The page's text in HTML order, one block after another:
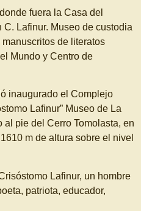
fuera la Casa del
C. Lafinur. Museo de custodia
de literatos
Mundo y Centro de
inaugurado el Complejo
Lafinur” Museo de La
pie del Cerro Tomolasta, en
m de altura sobre el nivel
Lafinur, un hombre
patriota, educador,